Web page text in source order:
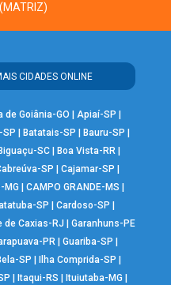
CIDADES ONLINE
de Goiânia-GO Apiaí-SP
SP Batatais-SP Bauru-SP
Biguaçu-SC Boa Vista-RR
SP Cajamar-SP
MG |CAMPO GRANDE-MS
SP Cardoso-SP
de Caxias-RJ
Garanhuns-PE
PR| Guariba-SP
SP Ilha Comprida-SP
Itaqui-RS Ituiutaba-MG